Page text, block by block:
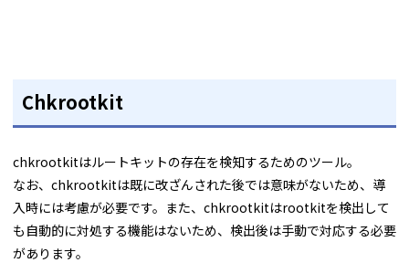
Chkrootkit
chkrootkitはルートキットの存在を検知するためのツール。
なお、chkrootkitは既に改ざんされた後では意味がないため、導
入時には考慮が必要です。また、chkrootkitはrootkitを検出して
も自動的に対処する機能はないため、検出後は手動で対応する必要
があります。